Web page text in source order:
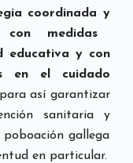
gia coordinada y
medidas
educativa ycon
en el cuidado
así garantizar
sanitaria y
poboación gallega
en particular.